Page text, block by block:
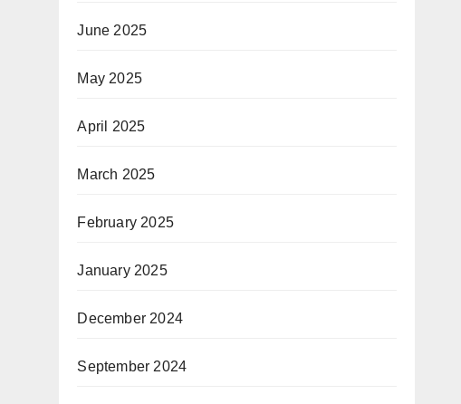
June 2025
May 2025
April 2025
March 2025
February 2025
January 2025
December 2024
September 2024